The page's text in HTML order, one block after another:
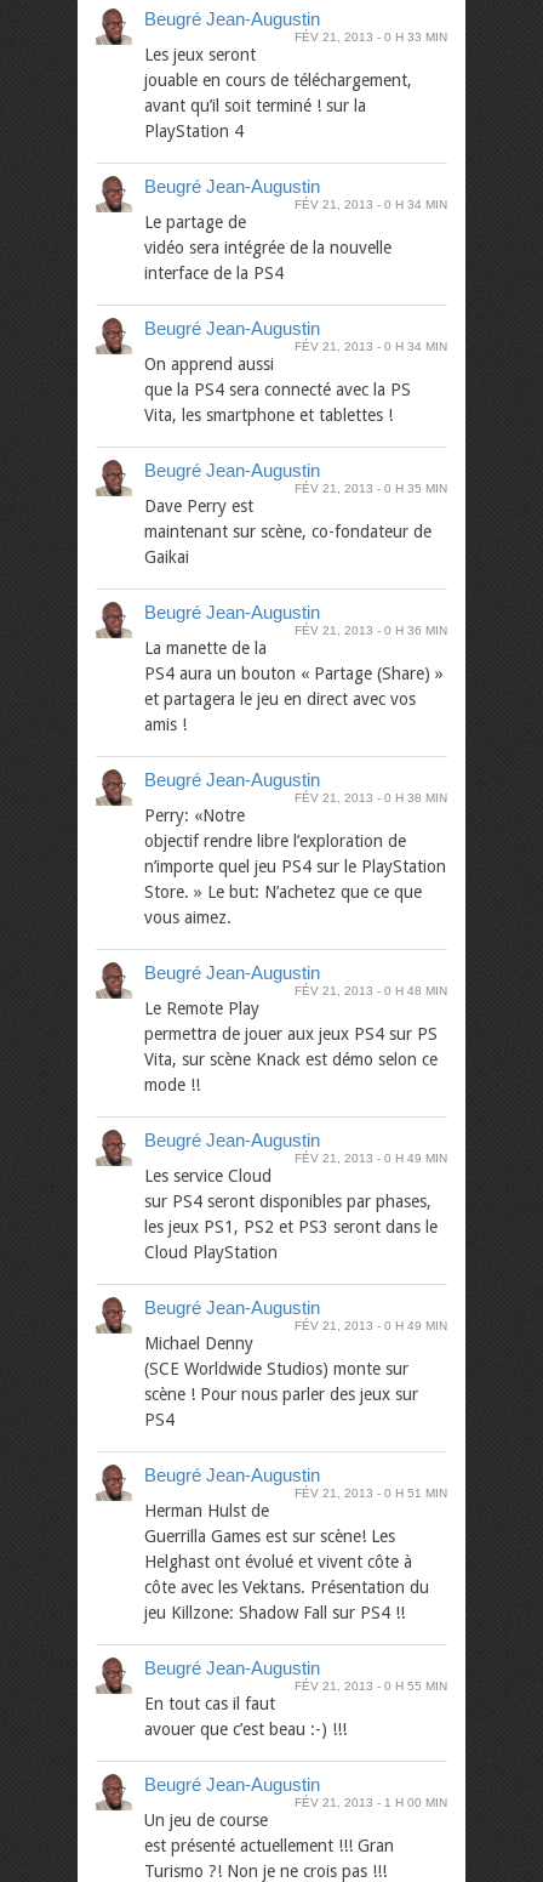
Beugré Jean-Augustin
FÉV 21, 2013 0 H 33 MIN
Les jeux seront
jouable en cours de téléchargement,
avant qu’il soit terminé ! sur la
PlayStation 4
Beugré Jean-Augustin
FÉV 21, 2013 0 H 34 MIN
Le partage de
vidéo sera intégrée de la nouvelle
interface de la PS4
Beugré Jean-Augustin
FÉV 21, 2013 0 H 34 MIN
On apprend aussi
que la PS4 sera connecté avec la PS
Vita, les smartphone et tablettes !
Beugré Jean-Augustin
FÉV 21, 2013 0 H 35 MIN
Dave Perry est
maintenant sur scène, co-fondateur de
Gaikai
Beugré Jean-Augustin
FÉV 21, 2013 0 H 36 MIN
La manette de la
PS4 aura un bouton « Partage (Share) »
et partagera le jeu en direct avec vos
amis !
Beugré Jean-Augustin
FÉV 21, 2013 0 H 38 MIN
Perry: «Notre
objectif rendre libre l’exploration de
n’importe quel jeu PS4 sur le PlayStation
Store. » Le but: N’achetez que ce que
vous aimez.
Beugré Jean-Augustin
FÉV 21, 2013 0 H 48 MIN
Le Remote Play
permettra de jouer aux jeux PS4 sur PS
Vita, sur scène Knack est démo selon ce
mode !!
Beugré Jean-Augustin
FÉV 21, 2013 0 H 49 MIN
Les service Cloud
sur PS4 seront disponibles par phases,
les jeux PS1, PS2 et PS3 seront dans le
Cloud PlayStation
Beugré Jean-Augustin
FÉV 21, 2013 0 H 49 MIN
Michael Denny
(SCE Worldwide Studios) monte sur
scène ! Pour nous parler des jeux sur
PS4
Beugré Jean-Augustin
FÉV 21, 2013 0 H 51 MIN
Herman Hulst de
Guerrilla Games est sur scène! Les
Helghast ont évolué et vivent côte à
côte avec les Vektans. Présentation du
jeu Killzone: Shadow Fall sur PS4 !!
Beugré Jean-Augustin
FÉV 21, 2013 0 H 55 MIN
En tout cas il faut
avouer que c’est beau :-) !!!
Beugré Jean-Augustin
FÉV 21, 2013 1 H 00 MIN
Un jeu de course
est présenté actuellement !!! Gran
Turismo ?! Non je ne crois pas !!!